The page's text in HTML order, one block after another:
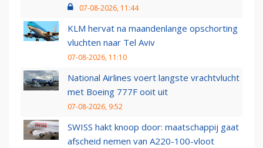
07-08-2026, 11:44
KLM hervat na maandenlange opschorting
vluchten naar Tel Aviv
07-08-2026, 11:10
National Airlines voert langste vrachtvlucht
met Boeing 777F ooit uit
07-08-2026, 9:52
SWISS hakt knoop door: maatschappij gaat
afscheid nemen van A220-100-vloot